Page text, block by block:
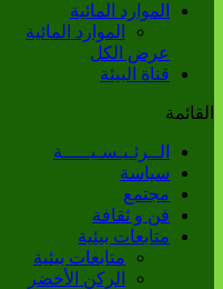
الموارد المائية
الموارد المائية
عرض الكل
قناة البيئة
القائمة
الــرئـيـسـيـــــة
سياسة
مجتمع
فن و ثقافة
متابعات بيئية
متابعات بيئية
الركن الأخضر